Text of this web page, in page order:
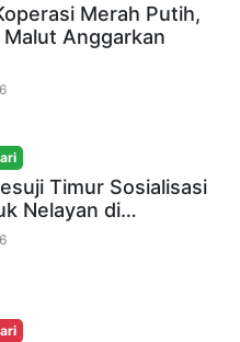
Merah Putih,
Anggarkan
Timur Sosialisasi
Nelayan di…